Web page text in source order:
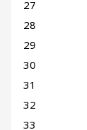
27
28
29
30
31
32
33